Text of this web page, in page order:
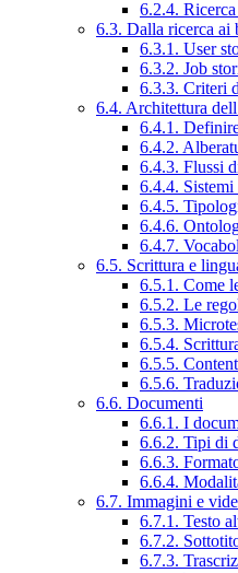
6.2.4.
6.3. Dalla ricerca ai
6.3.1. User
6.3.2. Job
6.3.3. Criteri
6.4. Architettura
6.4.1.
6.4.2.
6.4.3. Flussi
6.4.4.
6.4.5.
6.4.6.
6.4.7.
6.5. Scrittura e
6.5.1. Come
6.5.2. Le
6.5.3.
6.5.4.
6.5.5.
6.5.6.
6.6. Documenti
6.6.1. I
6.6.2. Tipi di
6.6.3.
6.6.4.
6.7. Immagini e
6.7.1. Testo
6.7.2.
6.7.3.